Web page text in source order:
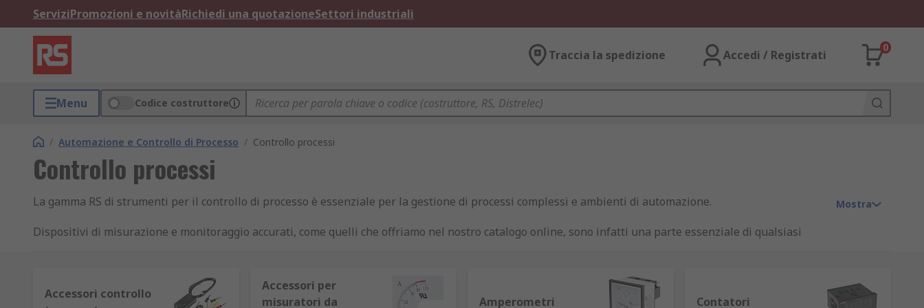
ServiziPromozioni e novitàRichiedi una quotazioneSettori industriali
Traccia la spedizione Accedi / Registrati
0
Menu Codice costruttore
/ Automazione e Controllo di Processo / Controllo processi
Controllo processi
La gamma RS di strumenti per il controllo di processo è essenziale per la gestione di processi complessi e ambienti di automazione.
Dispositivi di misurazione e monitoraggio accurati, come quelli che offriamo nel nostro catalogo online, sono infatti una parte essenziale di qualsiasi
Gli strumenti disponibili sono molteplici: tecnologie di controllo della temperatura, a quelli di misura da pannello e timer.
Mostra
Accessori controllo
Accessori per
misuratori da
Amperometri Contatori